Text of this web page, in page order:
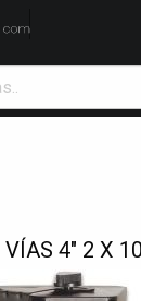
VÍAS 4" 2 X